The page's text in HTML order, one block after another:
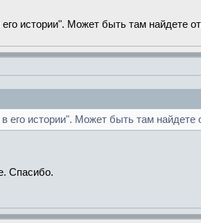
истории". Может быть там найдете
его истории". Может быть там найдете
Спасибо.